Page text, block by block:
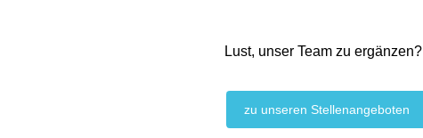
Lust, unser Team zu ergänzen?
zu unseren Stellenangeboten